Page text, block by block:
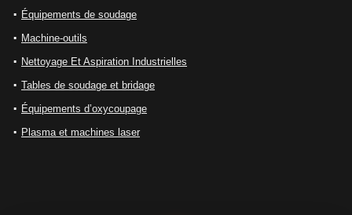
Équipements de soudage
Machine-outils
Nettoyage Et Aspiration Industrielles
Tables de soudage et bridage
Équipements d’oxycoupage
Plasma et machines laser